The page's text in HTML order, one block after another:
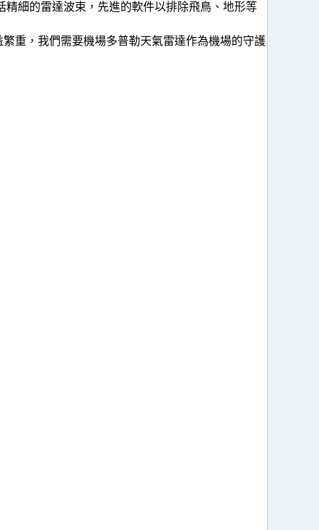
細的雷達波束，先進的軟件以排除飛鳥、地形等
重，我們需要機場多普勒天氣雷達作為機場的守護